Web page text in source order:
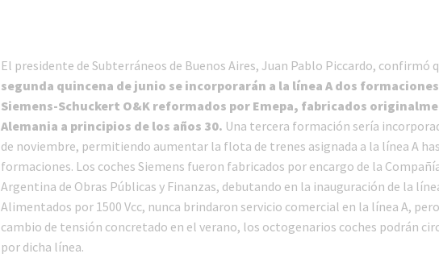
El presidente de Subterráneos de Buenos Aires, Juan Pablo Piccardo, confirmó
segunda quincena de junio se incorporarán a la línea A dos
Siemens-Schuckert O&K reformados por Emepa, fabricados
Alemania a principios de los años 30. Una tercera formación sería
de noviembre, permitiendo aumentar la flota de trenes asignada a la línea A
formaciones. Los coches Siemens fueron fabricados por encargo de la
Argentina de Obras Públicas y Finanzas, debutando en la inauguración de la
Alimentados por 1500 Vcc, nunca brindaron servicio comercial en la línea A,
cambio de tensión concretado en el verano, los octogenarios coches podrán
por dicha línea.